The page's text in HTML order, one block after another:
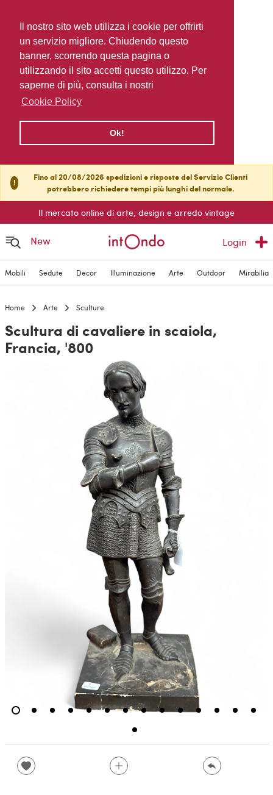
Il nostro sito web utilizza i cookie per offrirti
un servizio migliore. Chiudendo questo
banner, scorrendo questa pagina o
utilizzando il sito accetti questo utilizzo. Per
saperne di più, consulta i nostri
Cookie Policy
Ok!
!
Fino al 20/08/2026 spedizioni e risposte del Servizio Clienti
potrebbero richiedere tempi più lunghi del normale.
Il mercato online di arte, design e arredo vintage
New Login
Mobili Sedute Decor Illuminazione Arte Outdoor Mirabilia
Home Arte Sculture
Scultura di cavaliere in scaiola,
Francia, '800